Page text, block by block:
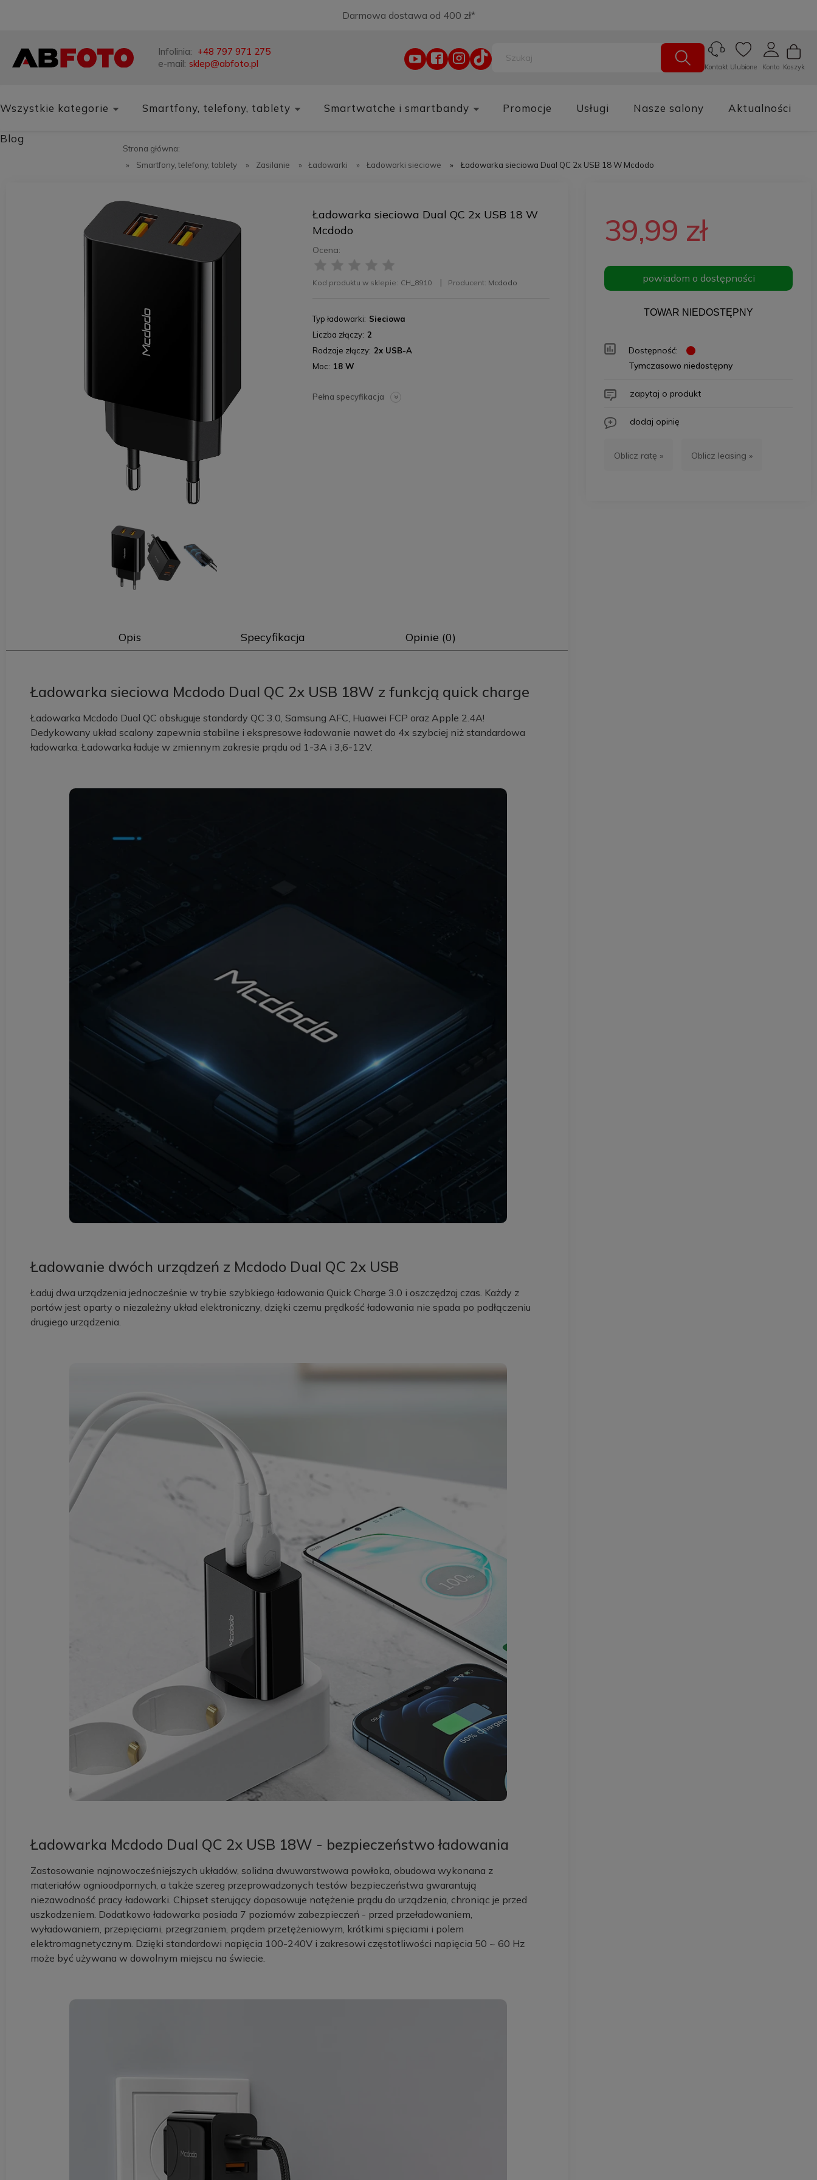
Darmowa dostawa od 400 zł*
Infolinia: +48 797 971 275
e-mail: sklep@abfoto.pl Koszyk
Konto
Ulubione
Kontakt
Wszystkie kategorie Smartfony, telefony, tablety Smartwatche i smartbandy Promocje Usługi Nasze salony Aktualności
Blog
Strona główna:
»
Smartfony, telefony, tablety » Zasilanie » Ładowarki » Ładowarki sieciowe » Ładowarka sieciowa Dual QC 2x USB 18 W Mcdodo
Ładowarka sieciowa Dual QC 2x USB 18 W
Mcdodo
Ocena:
Kod produktu w sklepie: CH_8910 Producent: Mcdodo
Typ ładowarki
Sieciowa
Liczba złączy 2
Rodzaje złączy 2x USB-A
Moc
18 W
Pełna specyfikacja
Opis Specyfikacja Opinie (0)
Ładowarka sieciowa Mcdodo Dual QC 2x USB 18W z funkcją quick charge
Ładowarka Mcdodo Dual QC obsługuje standardy QC 3.0, Samsung AFC, Huawei FCP oraz Apple 2.4A!
Dedykowany układ scalony zapewnia stabilne i ekspresowe ładowanie nawet do 4x szybciej niż standardowa
ładowarka. Ładowarka ładuje w zmiennym zakresie prądu od 1-3A i 3,6-12V.
Ładowanie dwóch urządzeń z Mcdodo Dual QC 2x USB
Ładuj dwa urządzenia jednocześnie w trybie szybkiego ładowania Quick Charge 3.0 i oszczędzaj czas. Każdy z
portów jest oparty o niezależny układ elektroniczny, dzięki czemu prędkość ładowania nie spada po podłączeniu
drugiego urządzenia.
Ładowarka Mcdodo Dual QC 2x USB 18W - bezpieczeństwo ładowania
Zastosowanie najnowocześniejszych układów, solidna dwuwarstwowa powłoka, obudowa wykonana z
materiałów ognioodpornych, a także szereg przeprowadzonych testów bezpieczeństwa gwarantują
niezawodność pracy ładowarki. Chipset sterujący dopasowuje natężenie prądu do urządzenia, chroniąc je przed
uszkodzeniem. Dodatkowo ładowarka posiada 7 poziomów zabezpieczeń - przed przeładowaniem,
wyładowaniem, przepięciami, przegrzaniem, prądem przetężeniowym, krótkimi spięciami i polem
elektromagnetycznym. Dzięki standardowi napięcia 100-240V i zakresowi częstotliwości napięcia 50 ~ 60 Hz
może być używana w dowolnym miejscu na świecie.
39,99 zł
powiadom o dostępności
TOWAR NIEDOSTĘPNY
Dostępność:
Tymczasowo niedostępny
zapytaj o produkt
dodaj opinię
Oblicz ratę » Oblicz leasing »